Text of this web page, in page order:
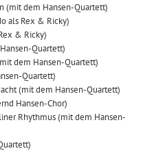
(mit dem Hansen-Quartett)
als Rex & Ricky)
& Ricky)
Quartett)
dem Hansen-Quartett)
Quartett)
(mit dem Hansen-Quartett)
Hansen-Chor)
Rhythmus (mit dem Hansen-